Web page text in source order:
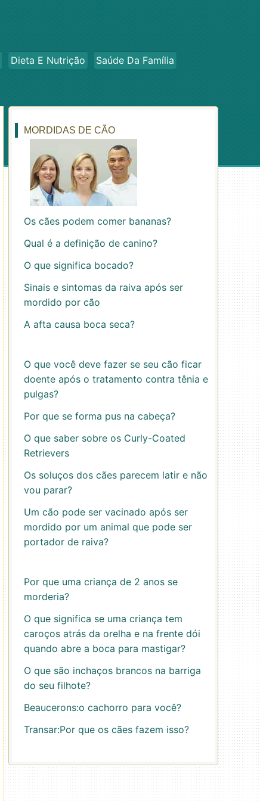
Dieta E Nutrição
Saúde Da Família
MORDIDAS DE CÃO
Os cães podem comer bananas?
Qual é a definição de canino?
O que significa bocado?
Sinais e sintomas da raiva após ser
mordido por cão
A afta causa boca seca?
O que você deve fazer se seu cão ficar
doente após o tratamento contra tênia e
pulgas?
Por que se forma pus na cabeça?
O que saber sobre os Curly-Coated
Retrievers
Os soluços dos cães parecem latir e não
vou parar?
Um cão pode ser vacinado após ser
mordido por um animal que pode ser
portador de raiva?
Por que uma criança de 2 anos se
morderia?
O que significa se uma criança tem
caroços atrás da orelha e na frente dói
quando abre a boca para mastigar?
O que são inchaços brancos na barriga
do seu filhote?
Beaucerons:o cachorro para você?
Transar:Por que os cães fazem isso?